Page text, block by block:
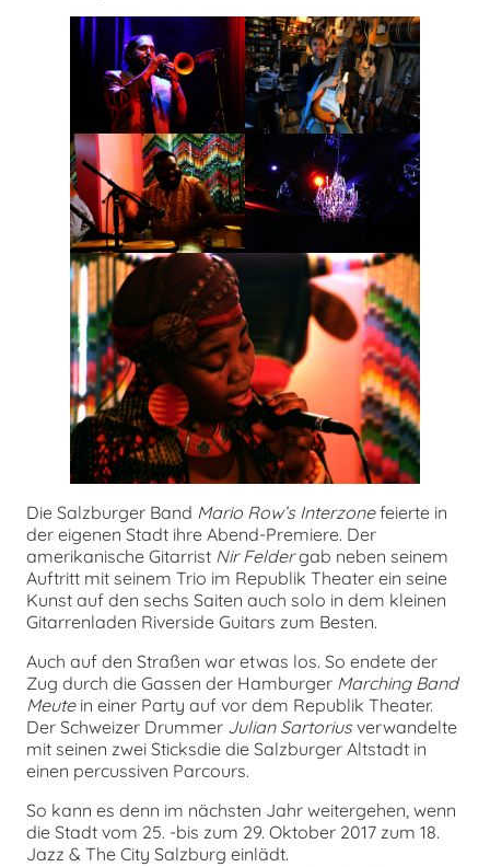
Die Salzburger Band Mario Row’s Interzonefeierte in
der eigenen Stadt ihre Abend-Premiere. Der
amerikanische Gitarrist Nir Feldergab neben seinem
Auftritt mit seinem Trio im Republik Theater ein seine
Kunst auf den sechs Saiten auch solo in dem kleinen
Gitarrenladen Riverside Guitars zum Besten.
Auch auf den Straßen war etwas los. So endete der
Zug durch die Gassen der Hamburger Marching Band
Meutein einer Party auf vor dem Republik Theater.
Der Schweizer Drummer Julian Sartorius verwandelte
mit seinen zwei Sticksdie die Salzburger Altstadt in
einen percussiven Parcours.
So kann es denn im nächsten Jahr weitergehen, wenn
die Stadt vom 25. -bis zum 29. Oktober 2017 zum 18.
Jazz & The City Salzburg einlädt.